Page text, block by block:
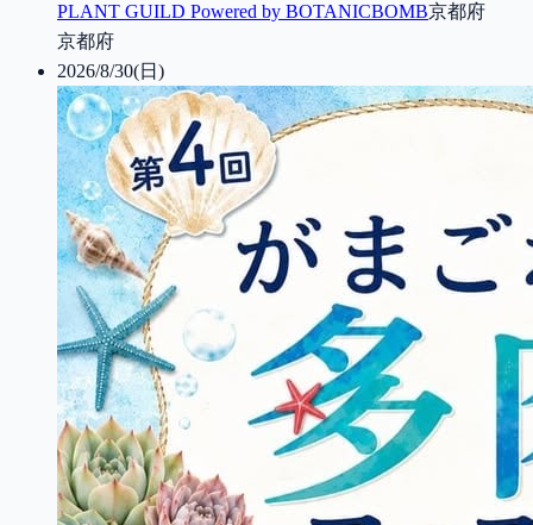
PLANT GUILD Powered by BOTANICBOMB京都府
京都府
2026/8/30(日)